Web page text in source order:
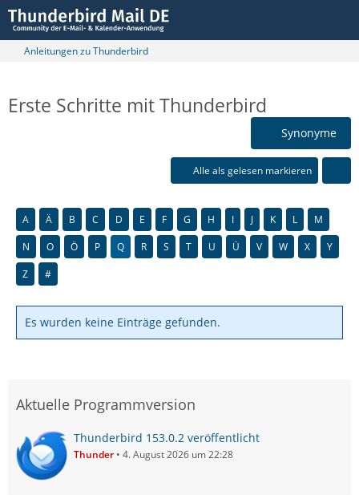
Anleitungen zu Thunderbird
Erste Schritte mit Thunderbird
Synonyme
Alle als gelesen markieren
A Ä B C D E F G H I J K L
M
N
O Ö P Q R S T U Ü V W X
Y
Z
#
Es wurden keine Einträge gefunden.
Aktuelle Programmversion
Thunderbird 153.0.2 veröffentlicht
Thunder 4. August 2026 um 22:28